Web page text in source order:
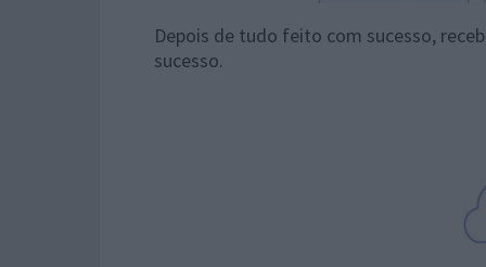
Depois de tudo feito com sucesso,
sucesso.